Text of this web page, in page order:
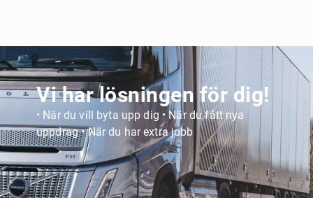
Vi har lösningen för dig!
• När du vill byta upp dig • När du fått nya
uppdrag • När du har extra jobb